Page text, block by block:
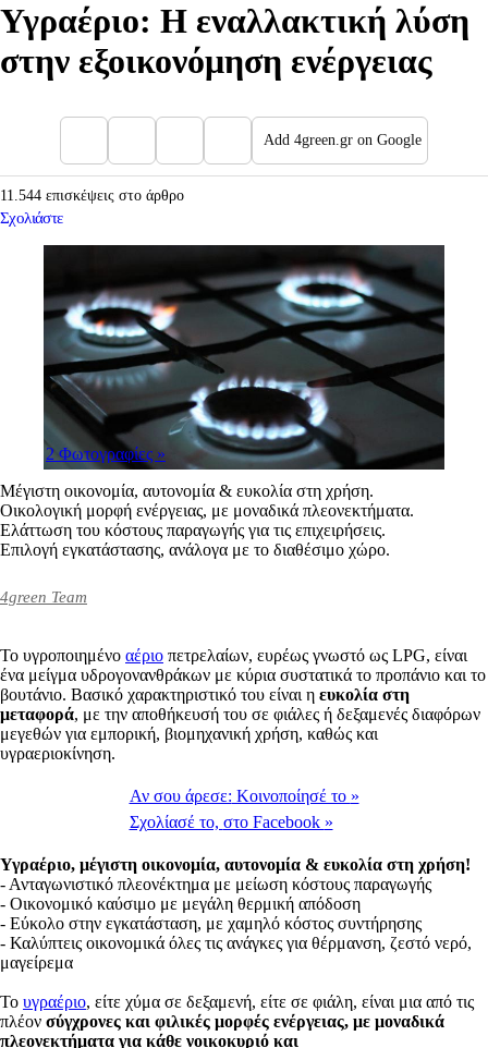
Υγραέριο: Η εναλλακτική λύση
στην εξοικονόμηση ενέργειας
Add 4green.gr on Google
11.544 επισκέψεις στο άρθρο
Σχολιάστε
2 Φωτογραφίες »
Μέγιστη οικονομία, αυτονομία & ευκολία στη χρήση.
Οικολογική μορφή ενέργειας, με μοναδικά πλεονεκτήματα.
Ελάττωση του κόστους παραγωγής για τις επιχειρήσεις.
Επιλογή εγκατάστασης, ανάλογα με το διαθέσιμο χώρο.
4green Team
Το υγροποιημένο αέριο πετρελαίων, ευρέως γνωστό ως LPG, είναι
ένα μείγμα υδρογονανθράκων με κύρια συστατικά το προπάνιο και το
βουτάνιο. Βασικό χαρακτηριστικό του είναι η ευκολία στη
μεταφορά, με την αποθήκευσή του σε φιάλες ή δεξαμενές διαφόρων
μεγεθών για εμπορική, βιομηχανική χρήση, καθώς και
υγραεριοκίνηση.
Αν σου άρεσε: Κοινοποίησέ το »
Σχολίασέ το, στο Facebook »
Υγραέριο, μέγιστη οικονομία, αυτονομία & ευκολία στη χρήση!
- Ανταγωνιστικό πλεονέκτημα με μείωση κόστους παραγωγής
- Οικονομικό καύσιμο με μεγάλη θερμική απόδοση
- Εύκολο στην εγκατάσταση, με χαμηλό κόστος συντήρησης
- Καλύπτεις οικονομικά όλες τις ανάγκες για θέρμανση, ζεστό νερό,
μαγείρεμα
Το υγραέριο, είτε χύμα σε δεξαμενή, είτε σε φιάλη, είναι μια από τις
πλέον σύγχρονες και φιλικές μορφές ενέργειας, με μοναδικά
πλεονεκτήματα για κάθε νοικοκυριό και